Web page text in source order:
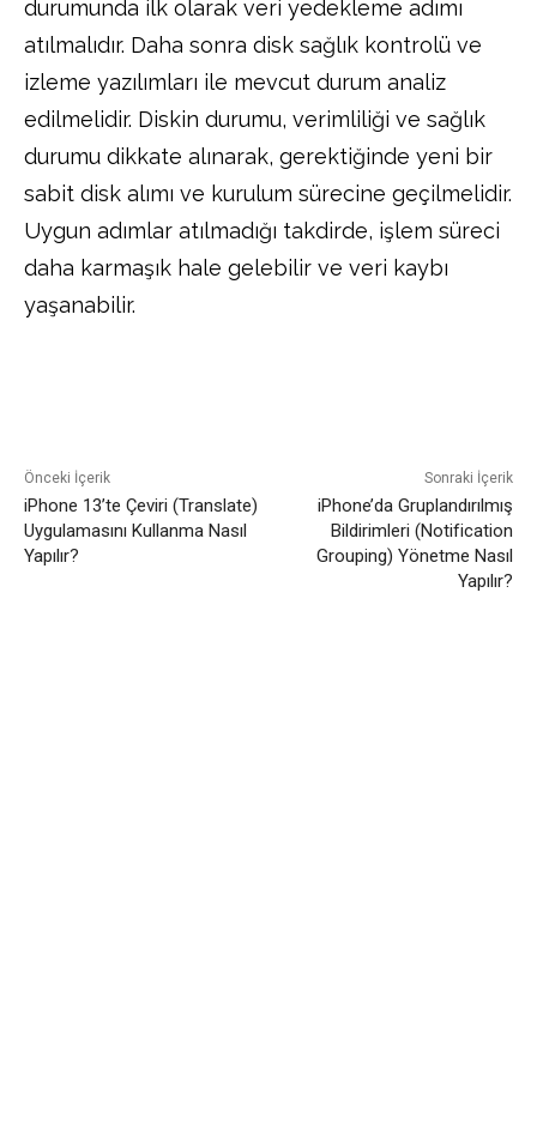
durumunda ilk olarak veri yedekleme adımı
atılmalıdır. Daha sonra disk sağlık kontrolü ve
izleme yazılımları ile mevcut durum analiz
edilmelidir. Diskin durumu, verimliliği ve sağlık
durumu dikkate alınarak, gerektiğinde yeni bir
sabit disk alımı ve kurulum sürecine geçilmelidir.
Uygun adımlar atılmadığı takdirde, işlem süreci
daha karmaşık hale gelebilir ve veri kaybı
yaşanabilir.
Önceki İçerik
iPhone 13’te Çeviri (Translate)
Uygulamasını Kullanma Nasıl
Yapılır?
Sonraki İçerik
iPhone’da Gruplandırılmış
Bildirimleri (Notification
Grouping) Yönetme Nasıl
Yapılır?